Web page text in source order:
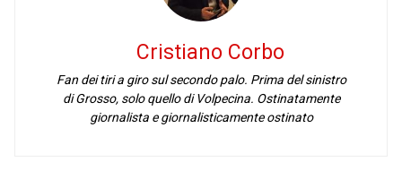
Cristiano Corbo
Fan dei tiri a giro sul secondo palo. Prima del sinistro
di Grosso, solo quello di Volpecina. Ostinatamente
giornalista e giornalisticamente ostinato